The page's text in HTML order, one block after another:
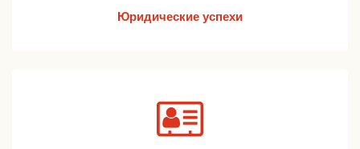
Юридические успехи